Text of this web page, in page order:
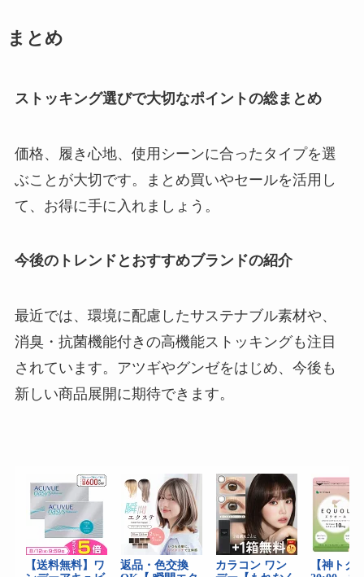
まとめ
ストッキング選びで大切なポイントの総まとめ
価格、履き心地、使用シーンに合ったタイプを選
ぶことが大切です。まとめ買いやセールを活用し
て、お得に手に入れましょう。
今後のトレンドとおすすめブランドの紹介
最近では、環境に配慮したサステナブル素材や、
消臭・抗菌機能付きの高機能ストッキングも注目
されています。アツギやグンゼをはじめ、今後も
新しい商品展開に期待できます。